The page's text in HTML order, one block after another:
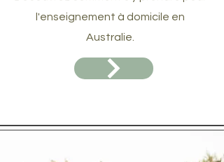
l'enseignement à domicile en
Australie.